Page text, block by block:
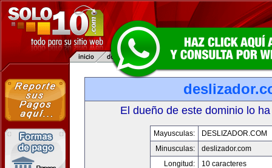
El dueño de este dominio lo
Mayusculas:
DESLIZADOR.COM
Minusculas:
deslizador.com
Longitud:
10 caracteres